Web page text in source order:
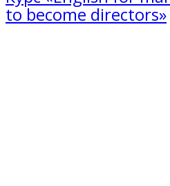
to become directors»